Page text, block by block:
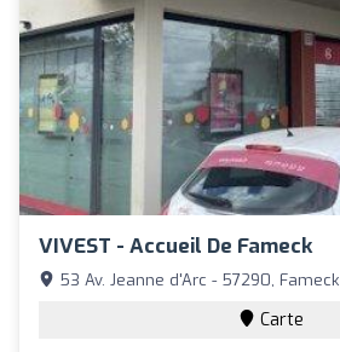
VIVEST - Accueil De Fameck
53 Av. Jeanne d'Arc - 57290, Fameck
Carte